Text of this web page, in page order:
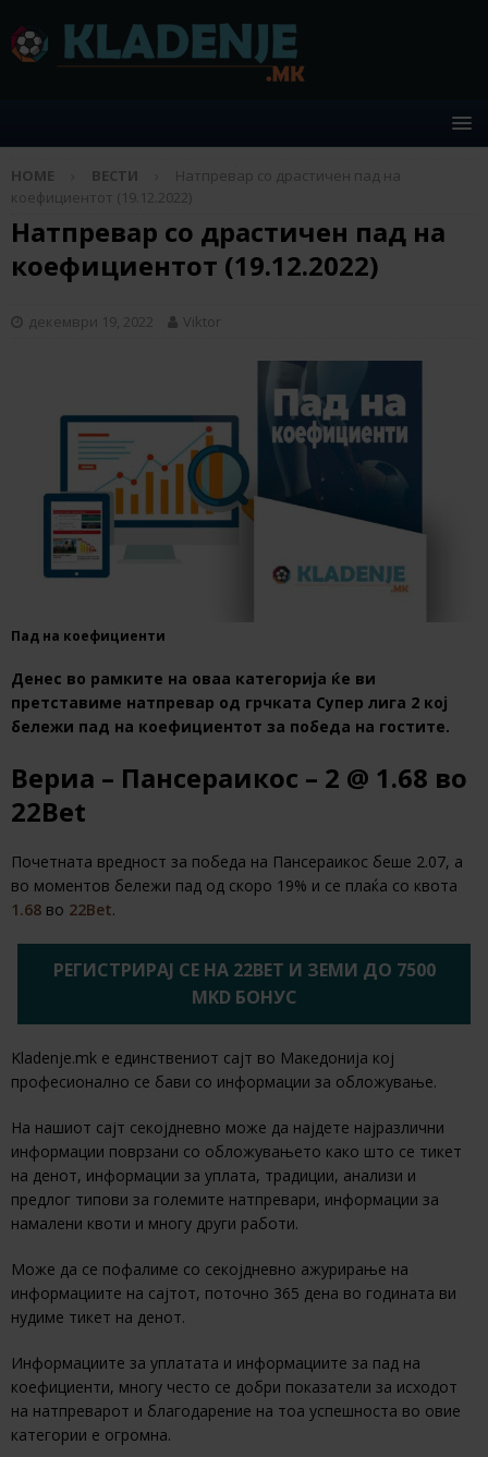
HOME ВЕСТИ
Натпревар со драстичен пад на
коефициентот (19.12.2022)
Натпревар со драстичен пад на
коефициентот (19.12.2022)
декември 19, 2022 Viktor
Пад на коефициенти
Денес во рамките на оваа категорија ќе ви
претставиме натпревар од грчката Супер лига 2 кој
бележи пад на коефициентот за победа на гостите.
Вериа – Пансераикос – 2 @ 1.68 во
22Bet
Почетната вредност за победа на Пансераикос беше 2.07, а
во моментов бележи пад од скоро 19% и се плаќа со квота
1.68 во 22Bet.
РЕГИСТРИРАЈ СЕ НА 22BET И ЗЕМИ ДО 7500
MKD БОНУС
Kladenje.mk е единствениот сајт во Македонија кој
професионално се бави со информации за обложување.
На нашиот сајт секојдневно може да најдете најразлични
информации поврзани со обложувањето како што се тикет
на денот, информации за уплата, традиции, анализи и
предлог типови за големите натпревари, информации за
намалени квоти и многу други работи.
Може да се пофалиме со секојдневно ажурирање на
информациите на сајтот, поточно 365 дена во годината ви
нудиме тикет на денот.
Информациите за уплатата и информациите за пад на
коефициенти, многу често се добри показатели за исходот
на натпреварот и благодарение на тоа успешноста во овие
категории е огромна.